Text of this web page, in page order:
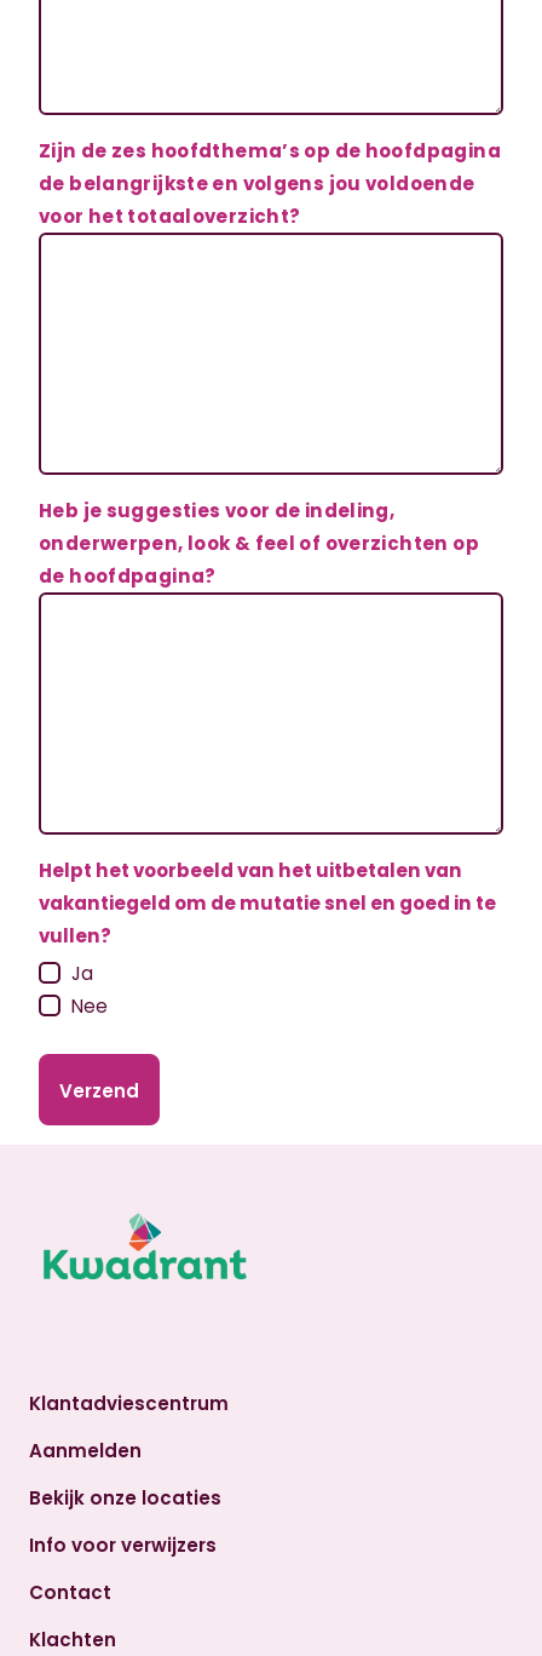
Zijn de zes hoofdthema’s op de hoofdpagina
de belangrijkste en volgens jou voldoende
voor het totaaloverzicht?
Heb je suggesties voor de indeling,
onderwerpen, look & feel of overzichten op
de hoofdpagina?
Helpt het voorbeeld van het uitbetalen van
vakantiegeld om de mutatie snel en goed in te
vullen?
Ja
Nee
Klantadviescentrum
Aanmelden
Bekijk onze locaties
Info voor verwijzers
Contact
Klachten